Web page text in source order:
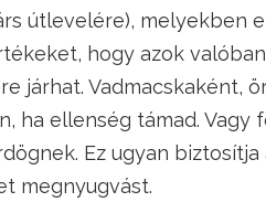
útlevelére), melyekben
hogy azok
járhat. Vadmacskaként,
ha ellenség támad. Vagy
Ez ugyan biztosítja
megnyugvást.